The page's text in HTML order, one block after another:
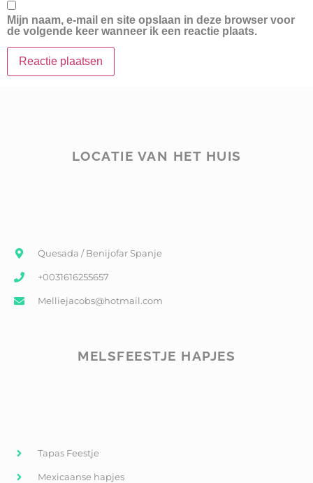
Mijn naam, e-mail en site opslaan in deze browser voor
de volgende keer wanneer ik een reactie plaats.
LOCATIE VAN HET HUIS
Quesada / Benijofar Spanje
+0031616255657
Melliejacobs@hotmail.com
MELSFEESTJE HAPJES
Tapas Feestje
Mexicaanse hapjes